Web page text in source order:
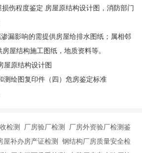
伤程度鉴定 房屋原结构设计图，消防部门
漏影响的需提供房屋给排水图纸；属相邻
屋结构施工图纸，地质资料等。
屋原结构设计图
测绘图复印件（四）危房鉴定标准
检测 厂房验厂检测 厂房外资验厂检测鉴
补办房产证检测 钢结构厂房质量安全检